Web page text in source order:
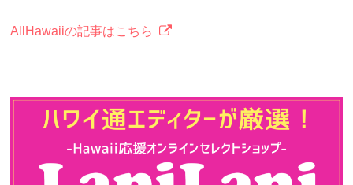
AllHawaiiの記事はこちら